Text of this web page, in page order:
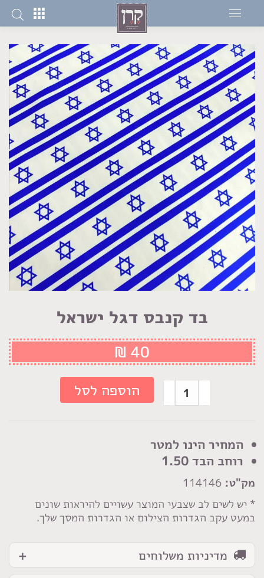
בד קנבס דגל ישראל
המחיר הינו למטר
רוחב הבד 1.50
מק"ט:
* יש לשים לב שצבעי המוצר עשויים להיראות שונים
במעט עקב הגדרות הצילום או הגדרות המסך שלך.
₪ 40
כמות
של
דגל
ישראל
הוספה לסל
מדיניות משלוחים